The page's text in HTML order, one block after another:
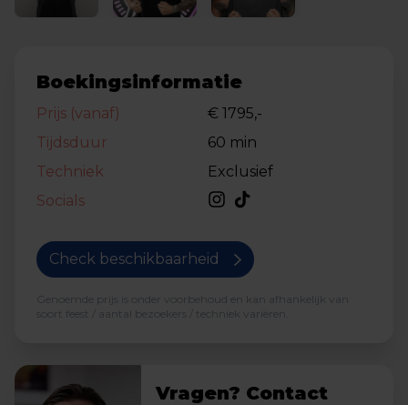
Boekingsinformatie
Prijs (vanaf)
€ 1795,-
Tijdsduur
60 min
Techniek
Exclusief
Socials
Check beschikbaarheid
Genoemde prijs is onder voorbehoud en kan afhankelijk van
soort feest / aantal bezoekers / techniek variëren.
Vragen? Contact